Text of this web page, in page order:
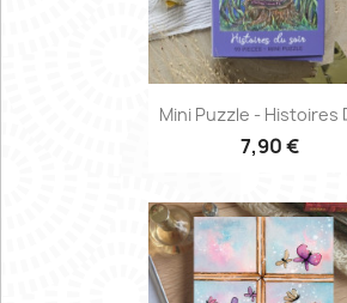
Mini Puzzle - Histoires
7,90 €